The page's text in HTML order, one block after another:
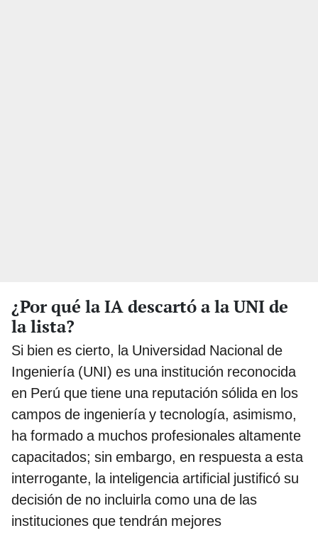
¿Por qué la IA descartó a la UNI de
la lista?
Si bien es cierto, la Universidad Nacional de
Ingeniería (UNI) es una institución reconocida
en Perú que tiene una reputación sólida en los
campos de ingeniería y tecnología, asimismo,
ha formado a muchos profesionales altamente
capacitados; sin embargo, en respuesta a esta
interrogante, la inteligencia artificial justificó su
decisión de no incluirla como una de las
instituciones que tendrán mejores